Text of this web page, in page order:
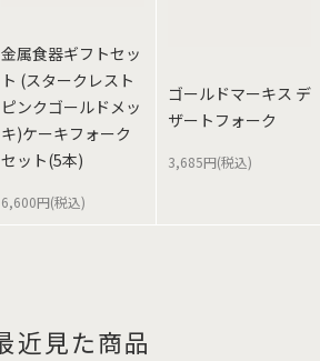
金属食器ギフトセッ
ト (スタークレスト
ピンクゴールドメッ
キ)ケーキフォーク
セット(5本)
6,600円(税込)
ゴールドマーキス デ
ザートフォーク
3,685円(税込)
近見た商品